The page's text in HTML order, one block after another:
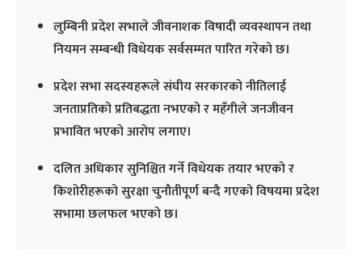
लुम्बिनी प्रदेश सभाले जीवनाशक विषादी व्यवस्थापन तथा
नियमन सम्बन्धी विधेयक सर्वसम्मत पारित गरेको छ।
प्रदेश सभा सदस्यहरूले संघीय सरकारको नीतिलाई
जनताप्रतिको प्रतिबद्धता नभएको र महँगीले जनजीवन
प्रभावित भएको आरोप लगाए।
दलित अधिकार सुनिश्चित गर्ने विधेयक तयार भएको र
किशोरीहरूको सुरक्षा चुनौतीपूर्ण बन्दै गएको विषयमा प्रदेश
सभामा छलफल भएको छ।